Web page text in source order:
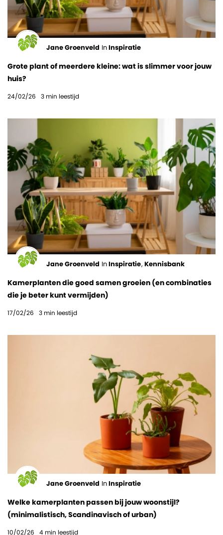
Jane Groenveld InInspiratie
Grote plant of meerdere kleine: wat is slimmer voor jouw
huis?
24/02/26 3 min leestijd
Jane Groenveld InInspiratie, Kennisbank
Kamerplanten die goed samen groeien (en combinaties
die je beter kunt vermijden)
17/02/26 3 min leestijd
Jane Groenveld InInspiratie
Welke kamerplanten passen bij jouw woonstijl?
(minimalistisch, Scandinavisch of urban)
10/02/26 4 min leestijd